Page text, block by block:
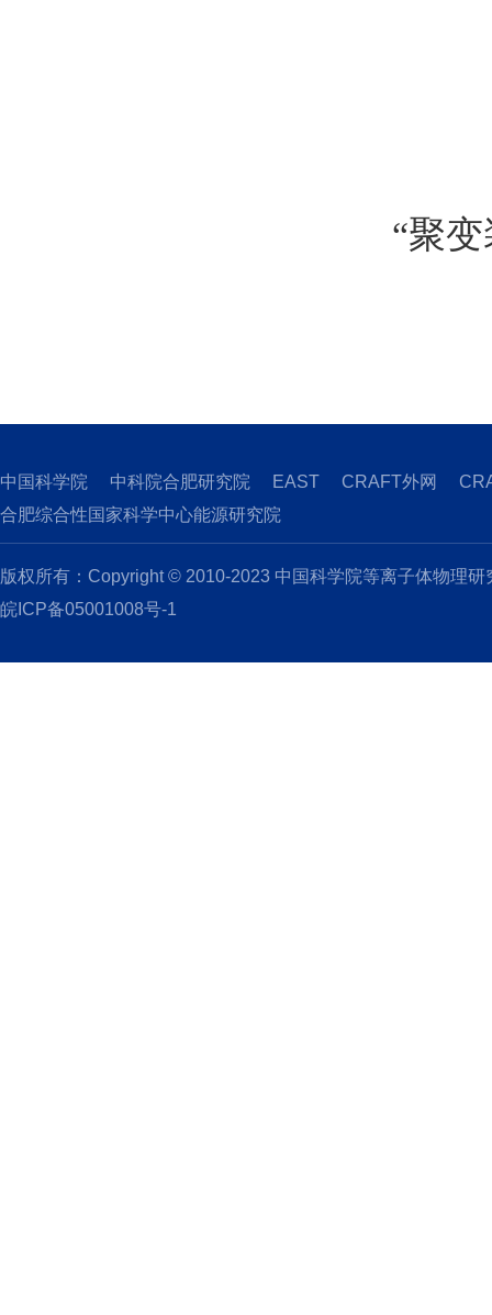
“聚
中国科学院 中科院合肥研究院 EAST CRAFT外网
合肥综合性国家科学中心能源研究院
版权所有：Copyright © 2010-2023 中国科学院等离子体物理
皖ICP备05001008号-1